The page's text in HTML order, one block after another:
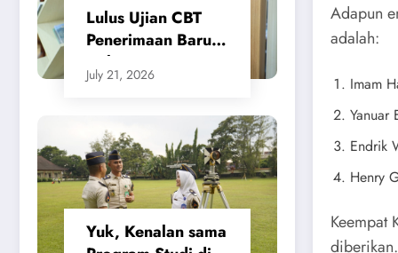
Lulus Ujian CBT
Penerimaan Baru,
Calon Taruna/i
Politeknik Agraria
Lanjutan
July 21, 2026
Yuk, Kenalan sama
Adapun
adalah:
Imam
Yanuar
Endrik
Henry
Keempat